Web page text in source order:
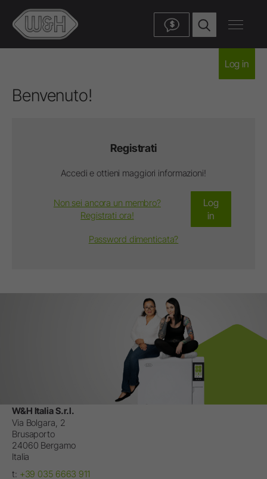
$
Log in
Benvenuto!
Registrati
Accedi e ottieni maggiori informazioni!
Log
in
Non sei ancora un membro?
Registrati ora!
Password dimenticata?
W&H Italia S.r.l.
Via Bolgara, 2
Brusaporto
24060 Bergamo
Italia
t: +39 035 6663 911